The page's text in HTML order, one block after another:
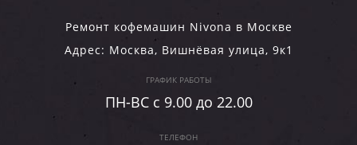
Ремонт кофемашин Nivona в Москве
Адрес: Москва, Вишнёвая улица, 9к1
ГРАФИК РАБОТЫ
ПН-ВC c 9.00 до 22.00
ТЕЛЕФОН